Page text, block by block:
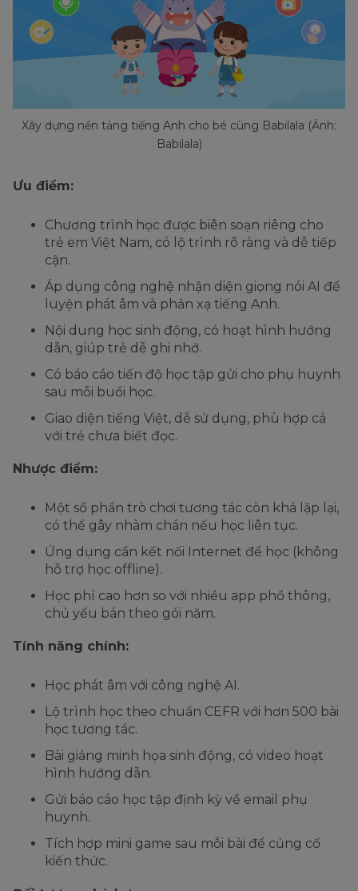
Xây dựng nền tảng tiếng Anh cho bé cùng Babilala (Ảnh:
Babilala)
Ưu điểm:
Chương trình học được biên soạn riêng cho
trẻ em Việt Nam, có lộ trình rõ ràng và dễ tiếp
cận.
Áp dụng công nghệ nhận diện giọng nói AI để
luyện phát âm và phản xạ tiếng Anh.
Nội dung học sinh động, có hoạt hình hướng
dẫn, giúp trẻ dễ ghi nhớ.
Có báo cáo tiến độ học tập gửi cho phụ huynh
sau mỗi buổi học.
Giao diện tiếng Việt, dễ sử dụng, phù hợp cả
với trẻ chưa biết đọc.
Nhược điểm:
Một số phần trò chơi tương tác còn khá lặp lại,
có thể gây nhàm chán nếu học liên tục.
Ứng dụng cần kết nối Internet để học (không
hỗ trợ học offline).
Học phí cao hơn so với nhiều app phổ thông,
chủ yếu bán theo gói năm.
Tính năng chính:
Học phát âm với công nghệ AI.
Lộ trình học theo chuẩn CEFR với hơn 500 bài
học tương tác.
Bài giảng minh họa sinh động, có video hoạt
hình hướng dẫn.
Gửi báo cáo học tập định kỳ về email phụ
huynh.
Tích hợp mini game sau mỗi bài để củng cố
kiến thức.